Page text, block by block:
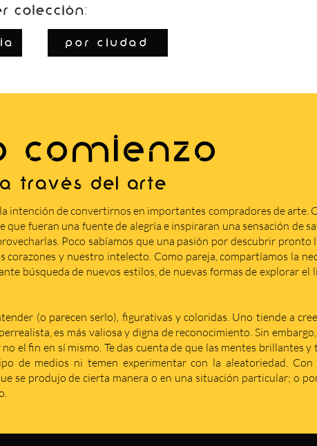
colección:
por ciudad
COMIENZO
través del arte
intención de convertirnos en importantes compradores de arte.
que fueran una fuente de alegría e inspiraran una sensación de
Poco sabíamos que una pasión por descubrir pronto
y nuestro intelecto. Como pareja, compartíamos la
búsqueda de nuevos estilos, de nuevas formas de explorar el
(o parecen serlo), figurativas y coloridas. Uno tiende a
es más valiosa y digna de reconocimiento. Sin
el fin en sí mismo. Te das cuenta de que las mentes brillantes y
de medios ni temen experimentar con la aleatoriedad. Con
se produjo de cierta manera o en una situación particular; o